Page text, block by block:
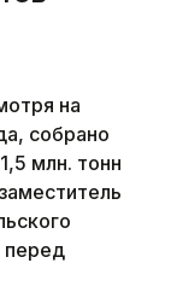
на
собрано
млн. тонн
перед